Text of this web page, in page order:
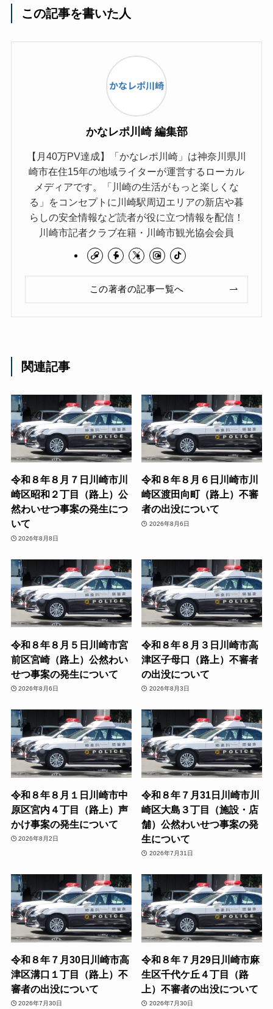
この記事を書いた人
かなレポ川崎 編集部
【月40万PV達成】「かなレポ川崎」は神奈川県川
崎市在住15年の地域ライターが運営するローカル
メディアです。「川崎の生活がもっと楽しくな
る」をコンセプトに川崎駅周辺エリアの新店や暮
らしの安全情報など読者が役に立つ情報を配信！
川崎市記者クラブ在籍・川崎市観光協会会員
この著者の記事一覧へ
関連記事
令和８年８月７日川崎市川
崎区昭和２丁目（路上）公
然わいせつ事案の発生につ
いて
2026年8月8日
令和８年８月６日川崎市川
崎区渡田向町（路上）不審
者の出没について
2026年8月6日
令和８年８月５日川崎市宮
前区宮崎（路上）公然わい
せつ事案の発生について
2026年8月6日
令和８年８月３日川崎市高
津区子母口（路上）不審者
の出没について
2026年8月3日
令和８年８月１日川崎市中
原区宮内４丁目（路上）声
かけ事案の発生について
2026年8月2日
令和８年７月31日川崎市川
崎区大島３丁目（施設・店
舗）公然わいせつ事案の発
生について
2026年7月31日
令和８年７月30日川崎市高
津区溝口１丁目（路上）不
審者の出没について
2026年7月30日
令和８年７月29日川崎市麻
生区千代ケ丘４丁目（路
上）不審者の出没について
2026年7月30日